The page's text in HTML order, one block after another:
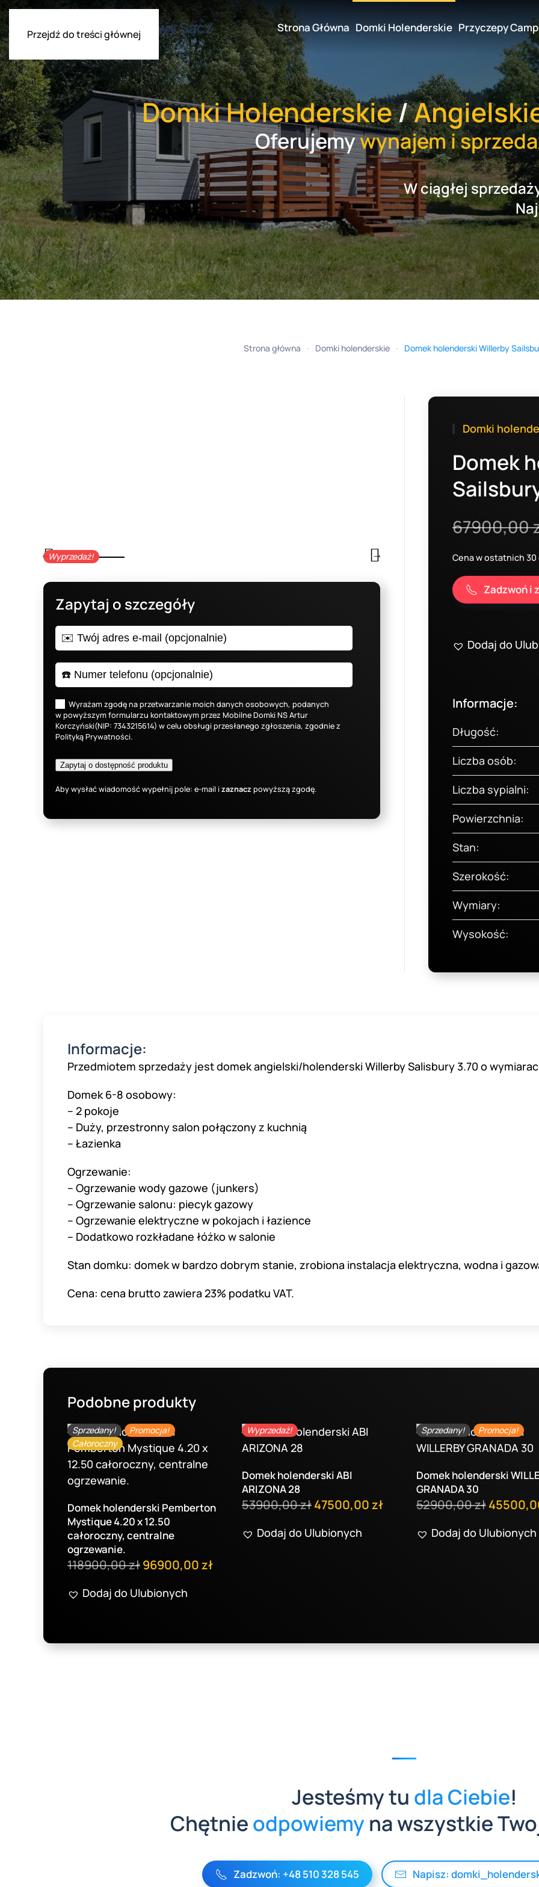
Przejdź do treści głównej
Strona Główna Domki Holenderskie Przyczepy
Domki Holenderskie/
Oferujemywynajem i
W ciągłej
Strona główna Domki holenderskie Domek holenderski Willerby
Wyprzedaż!
Zapytaj o szczegóły
Wyrażam zgodę na przetwarzanie moich danych osobowych, podanych
w powyższym formularzu kontaktowym przez Mobilne Domki NS Artur
Korczyński(NIP: 7343215614) w celu obsługi przesłanego zgłoszenia, zgodnie z
Polityką Prywatności.
Aby wysłać wiadomość wypełnij pole: e-mail izaznacz powyższą zgodę.
Domki
Domek
67900,00
Cena w ostatnich
Zadzwoń i
Dodaj do
Informacje:
Długość:
Liczba osób:
Liczba sypialni:
Powierzchnia:
Stan:
Szerokość:
Wymiary:
Wysokość:
Informacje:
Przedmiotem sprzedaży jest domek angielski/holenderski Willerby Salisbury 3.70 o
Domek 6-8 osobowy:
– 2 pokoje
– Duży, przestronny salon połączony z kuchnią
– Łazienka
Ogrzewanie:
– Ogrzewanie wody gazowe (junkers)
– Ogrzewanie salonu: piecyk gazowy
– Ogrzewanie elektryczne w pokojach i łazience
– Dodatkowo rozkładane łóżko w salonie
Stan domku: domek w bardzo dobrym stanie, zrobiona instalacja elektryczna, wodna i
Cena: cena brutto zawiera 23% podatku VAT.
Podobne produkty
Sprzedany!
Promocja!
Całoroczny
Domek holenderski Pemberton
Mystique 4.20 x 12.50
całoroczny, centralne
ogrzewanie.
118900,00złPierwotna
wynosiła:
96900,00złAktualna
Dodaj do Ulubionych
Wyprzedaż!
Domek holenderski ABI
ARIZONA 28
53900,00złPierwotna
wynosiła:
47500,00złAktualna
wynosi:
Dodaj do Ulubionych
Sprzedany! Promocja!
Domek holenderski
GRANADA 30
52900,00zł
Dodaj do Ulubionych
Jesteśmy tu dla Ciebie!
Chętnieodpowiemyna wszystkie
Zadzwoń: +48 510 328 545 Napisz: